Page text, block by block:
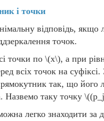
і точки
відповідь,
точок.
точки по \(x\), а при
всіх точок на
так, що його
Назвемо таку точку
легко знаходити